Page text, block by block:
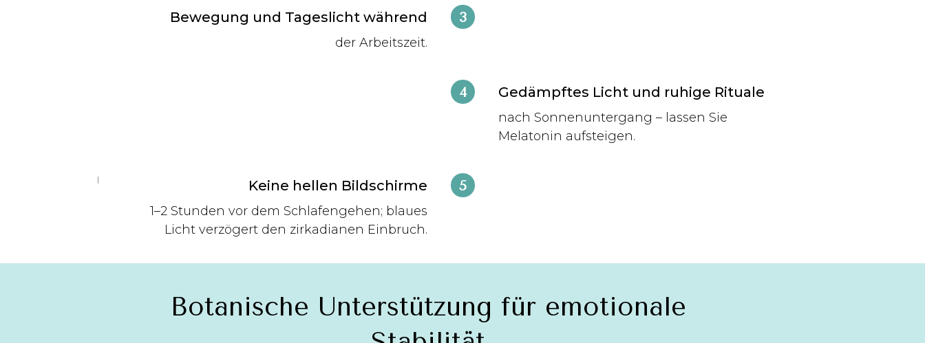
Bewegung und Tageslicht während
der Arbeitszeit.
Gedämpftes Licht und ruhige Rituale
nach Sonnenuntergang – lassen Sie
Melatonin aufsteigen.
Keine hellen Bildschirme
1–2 Stunden vor dem Schlafengehen; blaues
Licht verzögert den zirkadianen Einbruch.
Botanische Unterstützung für emotionale